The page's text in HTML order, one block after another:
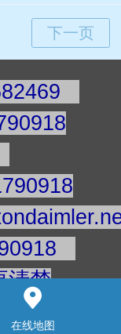
18
清楚
在线地图